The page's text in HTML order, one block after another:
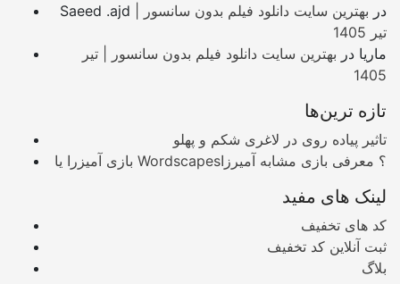
Saeed .ajd در بهترین سایت دانلود فیلم بدون سانسور |
تیر 1405
ماریا در بهترین سایت دانلود فیلم بدون سانسور | تیر
1405
تازه ترین‌ها
تاثیر پیاده روی در لاغری شکم و پهلو
بازی آمیزرا یا Wordscapes؟ معرفی بازی مشابه آمیرزا
لینک های مفید
کد های تخفیف
ثبت آنلاین کد تخفیف
بلاگ